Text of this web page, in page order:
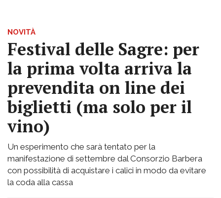
NOVITÀ
Festival delle Sagre: per
la prima volta arriva la
prevendita on line dei
biglietti (ma solo per il
vino)
Un esperimento che sarà tentato per la
manifestazione di settembre dal Consorzio Barbera
con possibilità di acquistare i calici in modo da evitare
la coda alla cassa